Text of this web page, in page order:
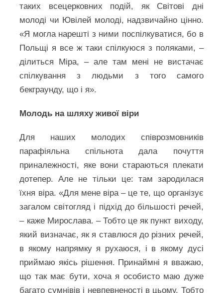
таких всецерковних подій, як Світові дні
молоді чи Ювілей молоді, надзвичайно цінно.
«Я могла нарешті з ними поспілкуватися, бо в
Польщі я все ж таки спілкуюся з поляками, –
ділиться Міра, – але там мені не вистачає
спілкування з людьми з того самого
бекграунду, що і я».
Молодь на шляху живої віри
Для наших молодих співрозмовників
парафіяльна спільнота дала почуття
приналежності, яке вони стараються плекати
дотепер. Але не тільки це: там зародилася
їхня віра. «Для мене віра – це те, що організує
загалом світогляд і підхід до більшості речей,
– каже Мирослава. – Тобто це як пункт виходу,
який визначає, як я ставлюся до різних речей,
в якому напрямку я рухаюся, і в якому дусі
приймаю якісь рішення. Принаймні я вважаю,
що так має бути, хоча я особисто маю дуже
багато сумнівів і невпевненості в цьому. Тобто